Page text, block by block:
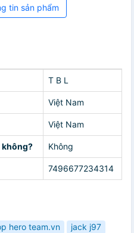
tin sản phẩm
T B L
Việt Nam
Việt Nam
không? Không
7496677234314
hero team.vn
jack j97